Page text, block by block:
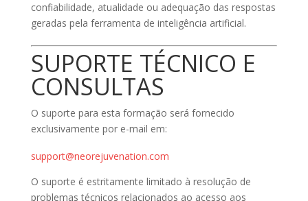
confiabilidade, atualidade ou adequação das respostas
geradas pela ferramenta de inteligência artificial.
SUPORTE TÉCNICO E
CONSULTAS
O suporte para esta formação será fornecido
exclusivamente por e-mail em:
support@neorejuvenation.com
O suporte é estritamente limitado à resolução de
problemas técnicos relacionados ao acesso aos